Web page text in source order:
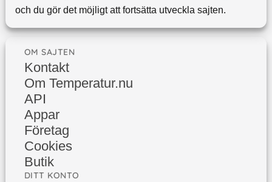
och du gör det möjligt att fortsätta utveckla sajten.
OM SAJTEN
Kontakt
Om Temperatur.nu
API
Appar
Företag
Cookies
Butik
DITT KONTO